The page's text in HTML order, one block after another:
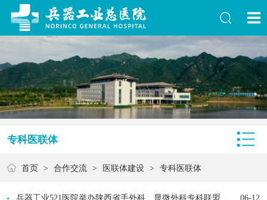
专科医联体
首页 > 合作交流 > 医联体建设 > 专科医联体
06-12